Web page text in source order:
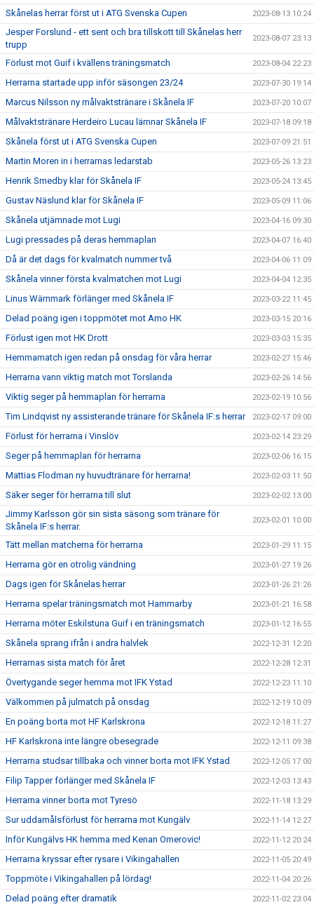
Skånelas herrar först ut i ATG Svenska Cupen 2023-08-13 10:24
Jesper Forslund - ett sent och bra tillskott till Skånelas herr
trupp
2023-08-07 23:13
Förlust mot Guif i kvällens träningsmatch 2023-08-04 22:23
Herrarna startade upp inför säsongen 23/24 2023-07-30 19:14
Marcus Nilsson ny målvaktstränare i Skånela IF 2023-07-20 10:07
Målvaktstränare Herdeiro Lucau lämnar Skånela IF 2023-07-18 09:18
Skånela först ut i ATG Svenska Cupen 2023-07-09 21:51
Martin Moren in i herrarnas ledarstab 2023-05-26 13:23
Henrik Smedby klar för Skånela IF 2023-05-24 13:45
Gustav Näslund klar för Skånela IF 2023-05-09 11:06
Skånela utjämnade mot Lugi 2023-04-16 09:30
Lugi pressades på deras hemmaplan 2023-04-07 16:40
Då är det dags för kvalmatch nummer två 2023-04-06 11:09
Skånela vinner första kvalmatchen mot Lugi 2023-04-04 12:35
Linus Wärnmark förlänger med Skånela IF 2023-03-22 11:45
Delad poäng igen i toppmötet mot Amo HK 2023-03-15 20:16
Förlust igen mot HK Drott 2023-03-03 15:35
Hemmamatch igen redan på onsdag för våra herrar 2023-02-27 15:46
Herrarna vann viktig match mot Torslanda 2023-02-26 14:56
Viktig seger på hemmaplan för herrarna 2023-02-19 10:56
Tim Lindqvist ny assisterande tränare för Skånela IF:s herrar 2023-02-17 09:00
Förlust för herrarna i Vinslöv 2023-02-14 23:29
Seger på hemmaplan för herrarna 2023-02-06 16:15
Mattias Flodman ny huvudtränare för herrarna! 2023-02-03 11:50
Säker seger för herrarna till slut 2023-02-02 13:00
Jimmy Karlsson gör sin sista säsong som tränare för
Skånela IF:s herrar.
2023-02-01 10:00
Tätt mellan matcherna för herrarna 2023-01-29 11:15
Herrarna gör en otrolig vändning 2023-01-27 19:26
Dags igen för Skånelas herrar 2023-01-26 21:26
Herrarna spelar träningsmatch mot Hammarby 2023-01-21 16:58
Herrarna möter Eskilstuna Guif i en träningsmatch 2023-01-12 16:55
Skånela sprang ifrån i andra halvlek 2022-12-31 12:20
Herrarnas sista match för året 2022-12-28 12:31
Övertygande seger hemma mot IFK Ystad 2022-12-23 11:10
Välkommen på julmatch på onsdag 2022-12-19 10:09
En poäng borta mot HF Karlskrona 2022-12-18 11:27
HF Karlskrona inte längre obesegrade 2022-12-11 09:38
Herrarna studsar tillbaka och vinner borta mot IFK Ystad 2022-12-05 17:00
Filip Tapper förlänger med Skånela IF 2022-12-03 13:43
Herrarna vinner borta mot Tyresö 2022-11-18 13:29
Sur uddamålsförlust för herrarna mot Kungälv 2022-11-14 12:27
Inför Kungälvs HK hemma med Kenan Omerovic! 2022-11-12 20:24
Herrarna kryssar efter rysare i Vikingahallen 2022-11-05 20:49
Toppmöte i Vikingahallen på lördag! 2022-11-04 20:26
Delad poäng efter dramatik 2022-11-02 23:04